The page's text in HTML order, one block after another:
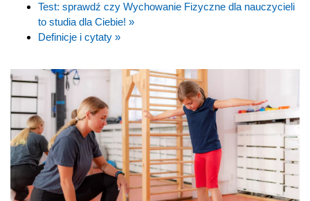
Test: sprawdź czy Wychowanie Fizyczne dla nauczycieli
to studia dla Ciebie! »
Definicje i cytaty »